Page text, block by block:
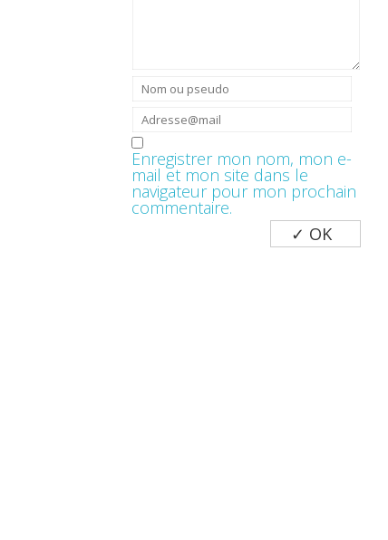
Enregistrer mon nom, mon e-
mail et mon site dans le
navigateur pour mon prochain
commentaire.